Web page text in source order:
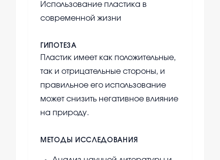
Использование пластика в
современной жизни
ГИПОТЕЗА
Пластик имеет как положительные,
так и отрицательные стороны, и
правильное его использование
может снизить негативное влияние
на природу.
МЕТОДЫ ИССЛЕДОВАНИЯ